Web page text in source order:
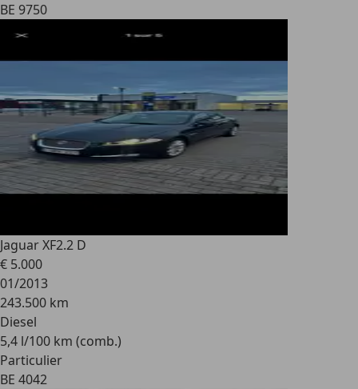
BE 9750
Jaguar XF2.2 D
€ 5.000
01/2013
243.500 km
Diesel
5,4 l/100 km (comb.)
Particulier
BE 4042